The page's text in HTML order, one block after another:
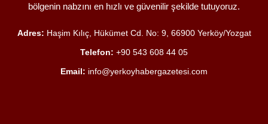
bölgenin nabzını en hızlı ve güvenilir şekilde tutuyoruz.
Adres: Haşim Kılıç, Hükümet Cd. No: 9, 66900 Yerköy/Yozgat
Telefon: +90 543 608 44 05
Email: info@yerkoyhabergazetesi.com